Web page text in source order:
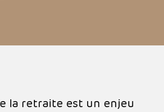
la retraite est un enjeu